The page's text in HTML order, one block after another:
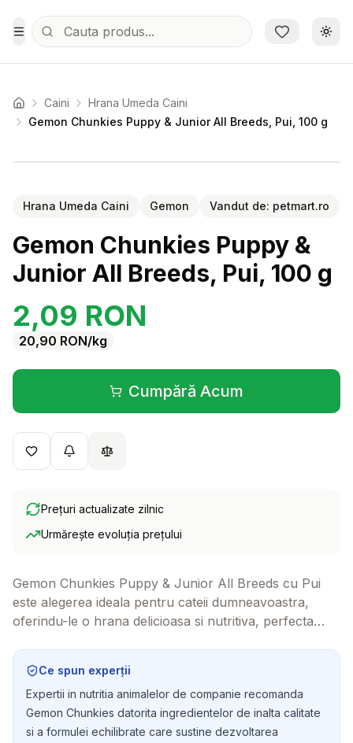
Sari la conținutul principal
Toggle Menu
Acasa Caini
Hrana Umeda Caini
Gemon Chunkies Puppy & Junior All Breeds, Pui, 100 g
Hrana Umeda Caini Gemon Vandut de: petmart.ro
Gemon Chunkies Puppy &
Junior All Breeds, Pui, 100 g
2,09 RON
20,90 RON/kg
Cumpără Acum
(se deschide într-o filă
Prețuri actualizate zilnic
Urmărește evoluția prețului
Gemon Chunkies Puppy & Junior All Breeds cu Pui
este alegerea ideala pentru cateii dumneavoastra,
oferindu-le o hrana delicioasa si nutritiva, perfecta
ingrediente de calitate superioara, aceasta hrana
umeda va face deliciul prietenului dumneavoastra
patruped!
Ce spun experții
Expertii in nutritia animalelor de companie recomanda
Gemon Chunkies datorita ingredientelor de inalta calitate
si a formulei echilibrate care sustine dezvoltarea